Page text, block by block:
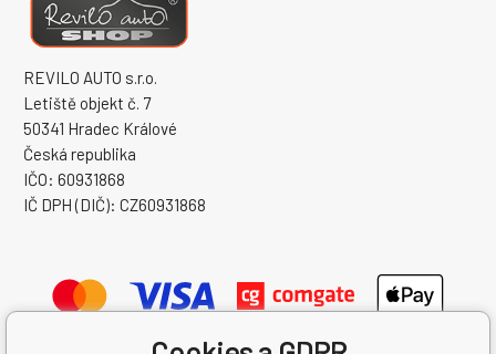
REVILO AUTO s.r.o.
Letiště objekt č. 7
50341 Hradec Králové
Česká republika
IČO: 60931868
IČ DPH (DIČ): CZ60931868